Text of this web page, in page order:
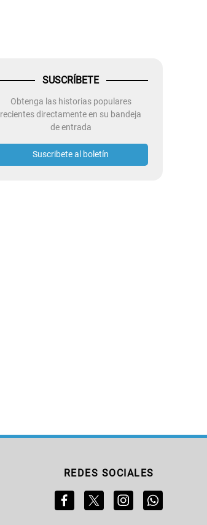
SUSCRÍBETE
Obtenga las historias populares
recientes directamente en su bandeja
de entrada
Suscribete al boletín
REDES SOCIALES